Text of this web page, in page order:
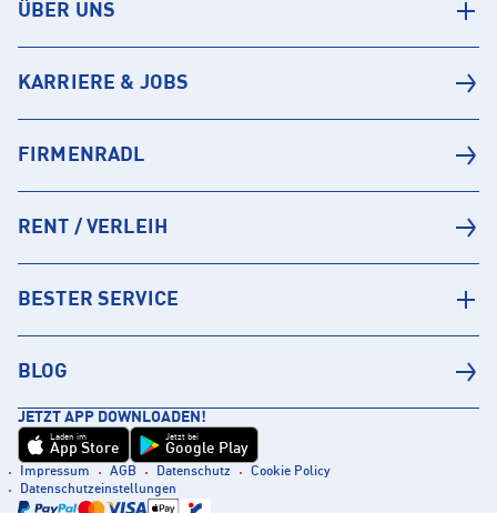
ÜBER UNS
KARRIERE & JOBS
FIRMENRADL
RENT / VERLEIH
BESTER SERVICE
BLOG
JETZT APP DOWNLOADEN!
Laden im
App Store
Jetzt bei
Google Play
Impressum AGB Datenschutz
Cookie Policy
Datenschutzeinstellungen